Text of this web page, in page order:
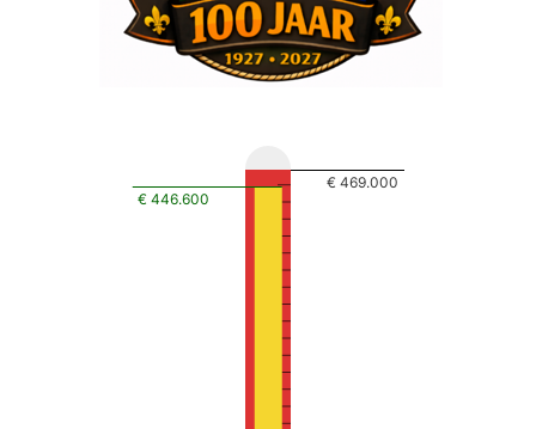
€ 469.000
€ 446.600